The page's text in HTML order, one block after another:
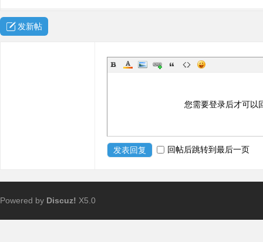
发新帖
您需要登录后才可以
发表回复 回帖后跳转到最后一页
Powered by Discuz! X5.0